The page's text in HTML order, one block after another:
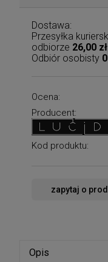
Dostawa:
Przesyłka
odbiorze 26,00 zł
Odbiór osobisty
Ocena:
Producent:
Kod produktu:
zapytaj o
Opis